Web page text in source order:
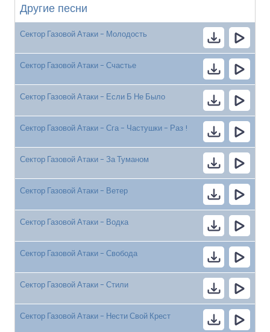
Другие песни
Сектор Газовой Атаки - Молодость
Сектор Газовой Атаки - Счастье
Сектор Газовой Атаки - Если Б Не Было
Сектор Газовой Атаки - Сга - Частушки - Раз !
Сектор Газовой Атаки - За Туманом
Сектор Газовой Атаки - Ветер
Сектор Газовой Атаки - Водка
Сектор Газовой Атаки - Свобода
Сектор Газовой Атаки - Стили
Сектор Газовой Атаки - Нести Свой Крест